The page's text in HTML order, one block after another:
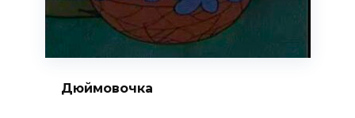
Дюймовочка